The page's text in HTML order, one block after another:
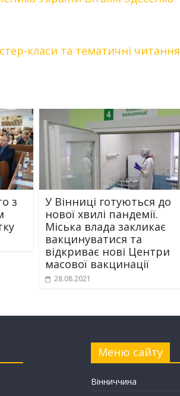
класи та тематичні читання
з
У Вінниці готуються до
нової хвилі пандемії.
Міська влада закликає
вакцинуватися та
відкриває нові Центри
масової вакцинації
28.08.2021
Меню сайту
Вінниччина